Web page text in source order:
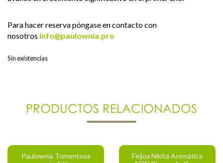
Para hacer reserva póngase en contacto con
nosotros info@paulownia.pro
Sin existencias
PRODUCTOS RELACIONADOS
Paulownia Tomentosa
Feijoa Nikita Aromática